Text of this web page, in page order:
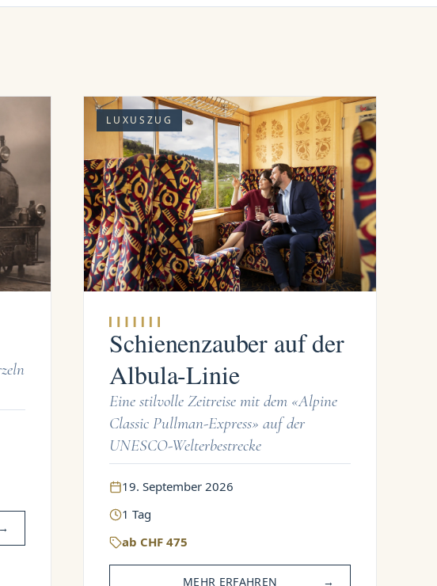
→
LUXUSZUG
Schienenzauber auf der
Albula-Linie
Eine stilvolle Zeitreise mit dem «Alpine
Classic Pullman-Express» auf der
UNESCO-Welterbestrecke
19. September 2026
1 Tag
ab CHF475
MEHR ERFAHREN →